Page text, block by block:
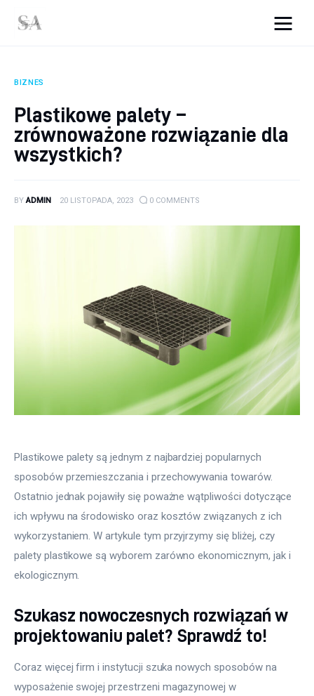
Uroda
Zdrowie
Kunchnia i kulinaria
BIZNES
Plastikowe palety –
zrównoważone rozwiązanie dla
wszystkich?
BY ADMIN 20 LISTOPADA, 2023 0 COMMENTS
Plastikowe palety są jednym z najbardziej popularnych
sposobów przemieszczania i przechowywania towarów.
Ostatnio jednak pojawiły się poważne wątpliwości dotyczące
ich wpływu na środowisko oraz kosztów związanych z ich
wykorzystaniem. W artykule tym przyjrzymy się bliżej, czy
palety plastikowe są wyborem zarówno ekonomicznym, jak i
ekologicznym.
Szukasz nowoczesnych rozwiązań w
projektowaniu palet? Sprawdź to!
Coraz więcej firm i instytucji szuka nowych sposobów na
wyposażenie swojej przestrzeni magazynowej w